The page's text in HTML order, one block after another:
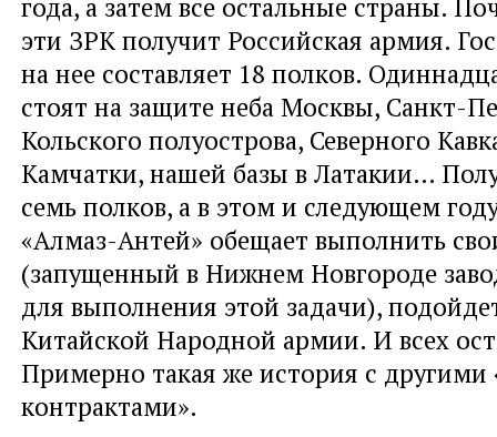
эти ЗРК получит Российская армия.
на нее составляет 18 полков.
стоят на защите неба Москвы, Санкт-
Кольского полуострова, Северного
Камчатки, нашей базы в Латакии…
семь полков, а в этом и следующем
«Алмаз-Антей» обещает выполнить
(запущенный в Нижнем Новгороде
для выполнения этой задачи),
Китайской Народной армии. И всех
Примерно такая же история с другими
контрактами».